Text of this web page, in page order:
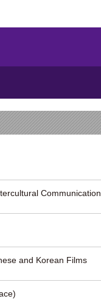
Communication
and Korean Films